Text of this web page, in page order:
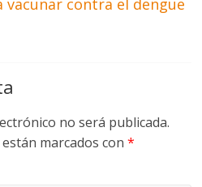
no será publicada.
marcados con*